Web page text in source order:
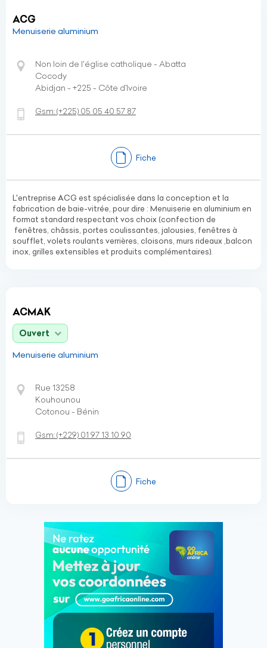
ACG
Menuiserie aluminium
Non loin de l'église catholique - Abatta
Cocody
Abidjan - +225 - Côte d’Ivoire
Gsm:(+225) 05 05 40 57 87
Fiche
L'entreprise ACG est spécialisée dans la conception et la
fabrication de baie-vitrée, pour dire : Menuiserie en aluminium en
format standard respectant vos choix (confection de
fenêtres, châssis, portes coulissantes, jalousies, fenêtres à
soufflet, volets roulants verrières, cloisons, murs rideaux ,balcon
inox, grilles extensibles et produits complémentaires).
ACMAK
Ouvert
Menuiserie aluminium
Rue 13258
Kouhounou
Cotonou - Bénin
Gsm:(+229) 01 97 13 10 90
Fiche